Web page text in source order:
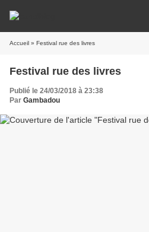
Accueil » Festival rue des livres
Festival rue des livres
Publié le 24/03/2018 à 23:38
Par Gambadou